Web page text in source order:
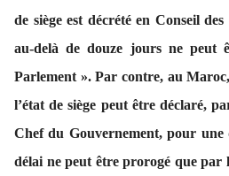
de siège est décrété en Conseil
au-delà de douze jours ne peut
Parlement ». Par contre, au
l’état de siège peut être déclaré,
Chef du Gouvernement, pour
délai ne peut être prorogé que par